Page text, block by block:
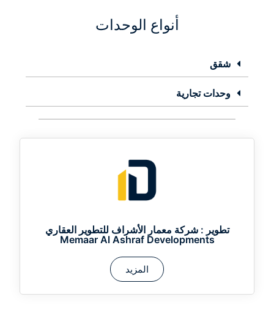
أنواع الوحدات
شقق
وحدات تجارية
تطوير :شركة معمار الأشراف للتطوير العقاري
Memaar Al Ashraf Developments
المزيد